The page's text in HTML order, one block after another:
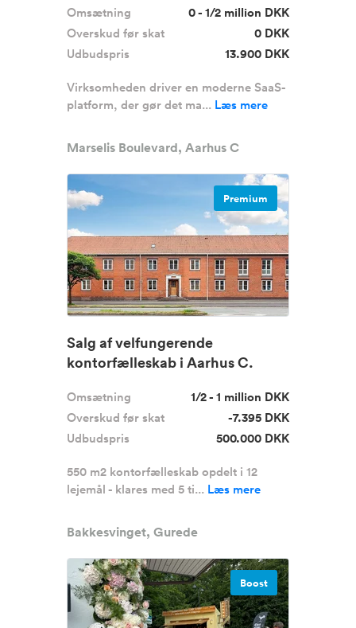
Omsætning
0 - 1/2 million DKK
Overskud før skat
0 DKK
Udbudspris
13.900 DKK
Virksomheden driver en moderne SaaS-
platform, der gør det ma... Læs mere
Marselis Boulevard, Aarhus C
Premium
Salg af velfungerende
kontorfælleskab i Aarhus C.
Omsætning
1/2 - 1 million DKK
Overskud før skat
-7.395 DKK
Udbudspris
500.000 DKK
550 m2 kontorfælleskab opdelt i 12
lejemål - klares med 5 ti... Læs mere
Bakkesvinget, Gurede
Boost